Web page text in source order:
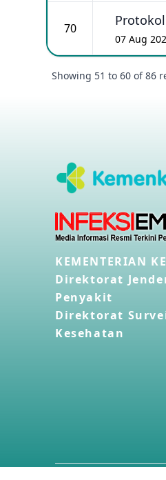
70
07 Aug
Showing 51 to 60 of86
KEMENTERIAN
Direktorat
Penyakit
Direktorat
Kesehatan